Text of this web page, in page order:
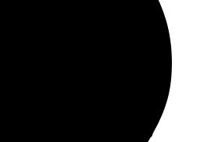
частей 30х40
7490